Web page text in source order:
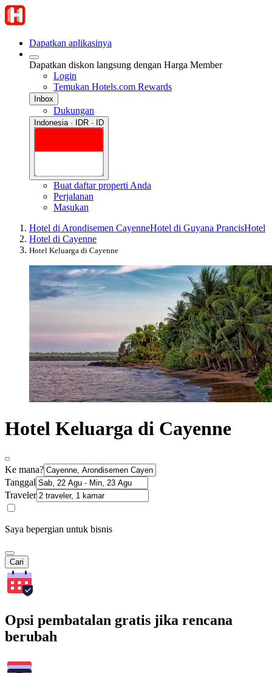
Dapatkan aplikasinya
Dapatkan diskon langsung dengan Harga Member
Login
Temukan Hotels.com Rewards
Inbox
Dukungan
Indonesia · IDR · ID
Buat daftar properti Anda
Perjalanan
Masukan
Hotel di Arondisemen CayenneHotel di Guyana PrancisHotel
Hotel di Cayenne
Hotel Keluarga di Cayenne
Hotel Keluarga di Cayenne
Ke mana?
Tanggal
Traveler
Saya bepergian untuk bisnis
Cari
Opsi pembatalan gratis jika rencana
berubah